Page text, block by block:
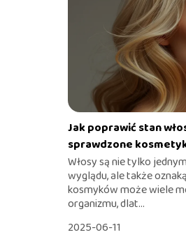
Jak poprawić stan
sprawdzone
Włosy są nie tylko
wyglądu, ale także
kosmyków może wiele
organizmu, dlat...
2025-06-11